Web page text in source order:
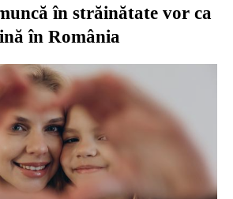
în străinătate vor ca
în România